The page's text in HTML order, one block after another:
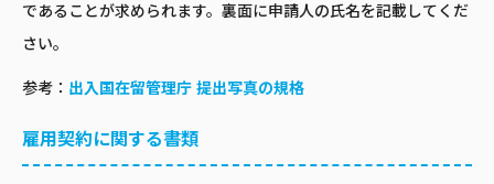
であることが求められます。裏面に申請人の氏名を記載してくだ
さい。
参考： 出入国在留管理庁 提出写真の規格
雇用契約に関する書類